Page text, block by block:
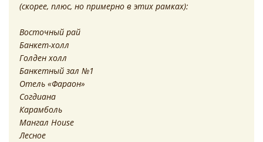
(скорее, плюс, но примерно в этих рамках):
Восточный рай
Банкет-холл
Голден холл
Банкетный зал №1
Отель «Фараон»
Согдиана
Карамболь
Мангал Hоuse
Лесное